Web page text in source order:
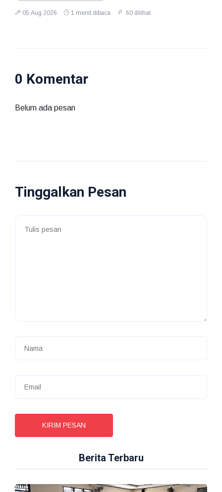
05 Aug 2026 1 menit dibaca 60 dilihat
0 Komentar
Belum ada pesan
Tinggalkan Pesan
KIRIM PESAN
Berita Terbaru